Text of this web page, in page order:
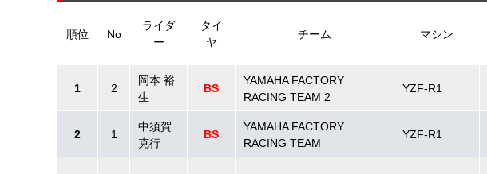
順位 No
ライダ
ー
タイ
ヤ
チーム マシン
1 2
岡本 裕
生
BS
YAMAHA FACTORY
RACING TEAM 2
YZF-R1
2 1
中須賀
克行
BS
YAMAHA FACTORY
RACING TEAM
YZF-R1